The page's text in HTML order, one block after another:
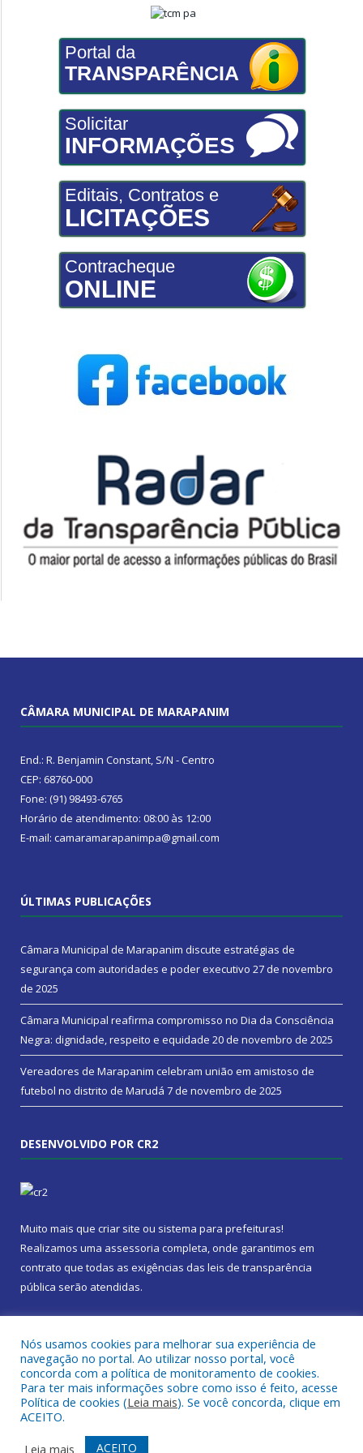
Portal da
TRANSPARÊNCIA
Solicitar
INFORMAÇÕES
Editais, Contratos e
LICITAÇÕES
Contracheque
ONLINE
CÂMARA MUNICIPAL DE MARAPANIM
End.: R. Benjamin Constant, S/N - Centro
CEP: 68760-000
Fone: (91) 98493-6765
Horário de atendimento: 08:00 às 12:00
E-mail: camaramarapanimpa@gmail.com
ÚLTIMAS PUBLICAÇÕES
Câmara Municipal de Marapanim discute estratégias de
segurança com autoridades e poder executivo 27 de novembro
de 2025
Câmara Municipal reafirma compromisso no Dia da Consciência
Negra: dignidade, respeito e equidade 20 de novembro de 2025
Vereadores de Marapanim celebram união em amistoso de
futebol no distrito de Marudá 7 de novembro de 2025
DESENVOLVIDO POR CR2
Muito mais que criar site ou sistema para prefeituras!
Realizamos uma assessoria completa, onde garantimos em
contrato que todas as exigências das leis de transparência
pública serão atendidas.
Todos os direitos reservados a Câmara Municipal de Marapanim.
Mapa do Site Acessar Área Administrativa
Nós usamos cookies para melhorar sua experiência de
navegação no portal. Ao utilizar nosso portal, você
concorda com a política de monitoramento de cookies.
Para ter mais informações sobre como isso é feito, acesse
Política de cookies (Leia mais). Se você concorda, clique em
ACEITO.
Leia mais
ACEITO